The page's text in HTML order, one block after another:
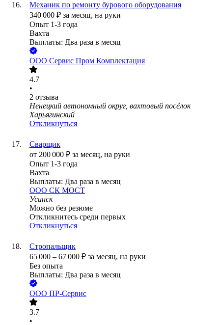
Механик по ремонту бурового оборудования
340 000 ₽ за месяц, на руки
Опыт 1-3 года
Вахта
Выплаты: Два раза в месяц
ООО Сервис Пром Комплектация
4.7
•
2 отзыва
Ненецкий автономный округ, вахтовый посёлок
Харьягинский
Откликнуться
Сварщик
от 200 000 ₽ за месяц, на руки
Опыт 1-3 года
Вахта
Выплаты: Два раза в месяц
ООО СК МОСТ
Усинск
Можно без резюме
Откликнитесь среди первых
Откликнуться
Стропальщик
65 000 – 67 000 ₽ за месяц, на руки
Без опыта
Выплаты: Два раза в месяц
ООО ПР-Сервис
3.7
•